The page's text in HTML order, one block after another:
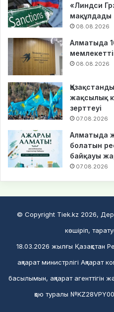
«Линдси
мақұлдады
08.08.2026
Алматыда
08.08.2026
жақсылық
зерттеуі
07.08.2026
Алматыда
болатын
байқауы
07.08.2026
© Copyright Tiek.kz 2026,
көшіріп,
18.03.2026 жылғы Қазақстан
ақпарат министрлігі Ақпарат
басылымын, ақпарат агенттігін
қою туралы